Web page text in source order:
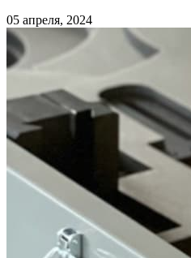
05 апреля, 2024